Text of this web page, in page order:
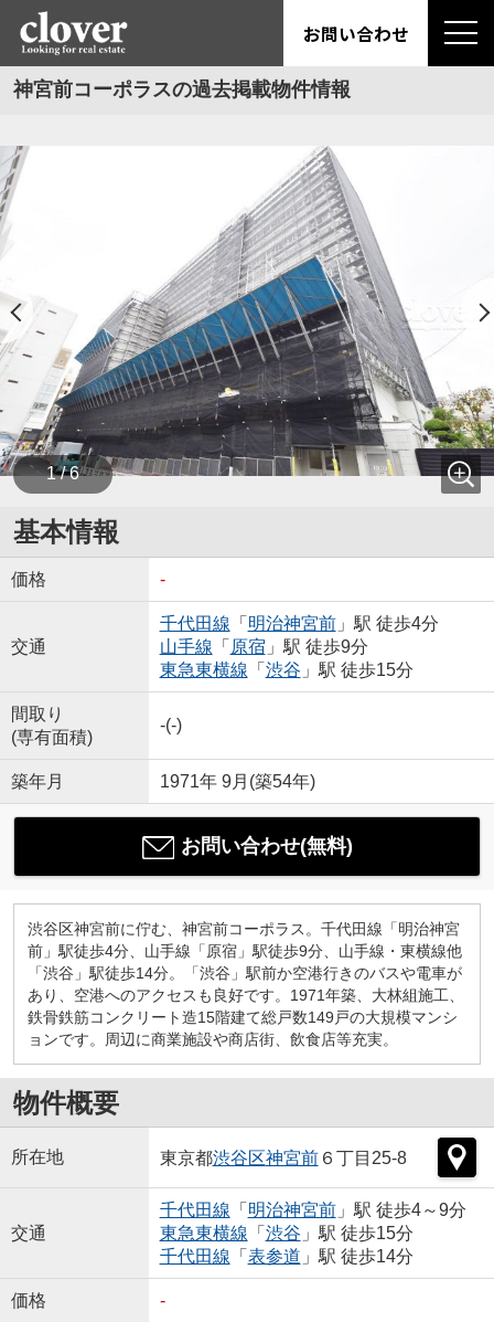
お問い合わせ
神宮前コーポラスの過去掲載物件情報
1 / 6
基本情報
価格 -
交通
千代田線 「 明治神宮前」駅 徒歩4分
山手線 「 原宿 」駅 徒歩9分
東急東横線 「 渋谷 」駅 徒歩15分
間取り
(専有面積)
-(-)
築年月 1971年 9月(築54年)
お問い合わせ(無料)
渋谷区神宮前に佇む、神宮前コーポラス。千代田線「明治神宮
前」駅徒歩4分、山手線「原宿」駅徒歩9分、山手線・東横線他
「渋谷」駅徒歩14分。「渋谷」駅前か空港行きのバスや電車が
あり、空港へのアクセスも良好です。1971年築、大林組施工、
鉄骨鉄筋コンクリート造15階建て総戸数149戸の大規模マンシ
ョンです。周辺に商業施設や商店街、飲食店等充実。
物件概要
所在地 東京都渋谷区神宮前６丁目25-8
交通
千代田線 「 明治神宮前」駅 徒歩4～9分
東急東横線 「 渋谷 」駅 徒歩15分
千代田線 「 表参道 」駅 徒歩14分
価格 -